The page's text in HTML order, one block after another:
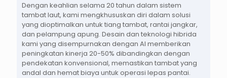
Dengan keahlian selama 20 tahun dalam sistem
tambat laut, kami mengkhususkan diri dalam solusi
yang dioptimalkan untuk tiang tambat, rantai jangkar,
dan pelampung apung. Desain dan teknologi hibrida
kami yang disempurnakan dengan AI memberikan
peningkatan kinerja 20-50% dibandingkan dengan
pendekatan konvensional, memastikan tambat yang
andal dan hemat biaya untuk operasi lepas pantai.